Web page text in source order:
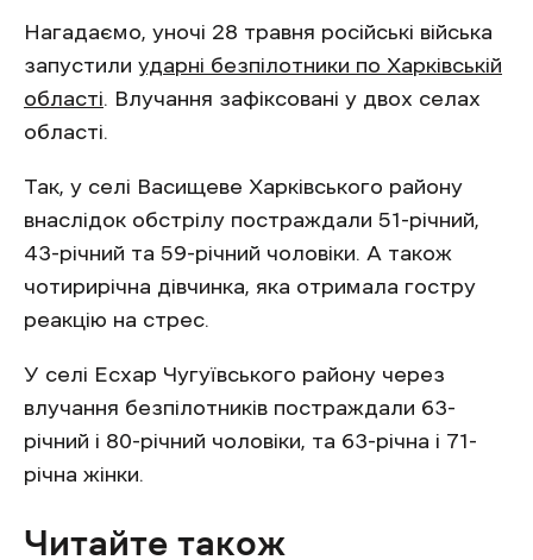
Нагадаємо, уночі 28 травня російські війська
запустили ударні безпілотники по Харківській
області . Влучання зафіксовані у двох селах
області.
Так, у селі Васищеве Харківського району
внаслідок обстрілу постраждали 51-річний,
43-річний та 59-річний чоловіки. А також
чотирирічна дівчинка, яка отримала гостру
реакцію на стрес.
У селі Есхар Чугуївського району через
влучання безпілотників постраждали 63-
річний і 80-річний чоловіки, та 63-річна і 71-
річна жінки.
Читайте також